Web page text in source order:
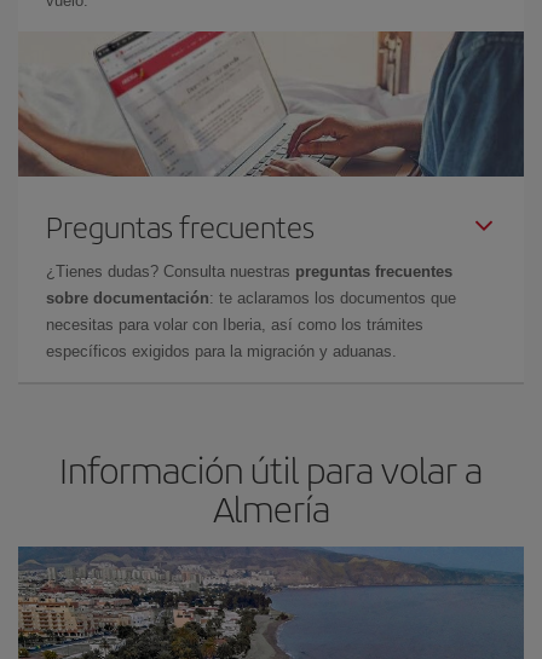
Preguntas frecuentes
¿Tienes dudas? Consulta nuestras preguntas frecuentes
sobre documentación: te aclaramos los documentos que
necesitas para volar con Iberia, así como los trámites
específicos exigidos para la migración y aduanas.
Información útil para volar a
Almería